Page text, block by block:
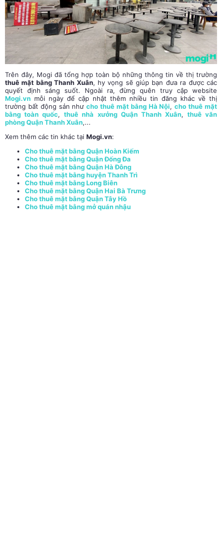
Trên đây, Mogi đã tổng hợp toàn bộ những thông tin về thị trường
thuê mặt bằng Thanh Xuân, hy vọng sẽ giúp bạn đưa ra được các
quyết định sáng suốt. Ngoài ra, đừng quên truy cập website
Mogi.vn mỗi ngày để cập nhật thêm nhiều tin đăng khác về thị
trường bất động sản nhưcho thuê mặt bằng Hà Nội,cho thuê mặt
bằng toàn quốc,thuê nhà xưởng Quận Thanh Xuân, thuê văn
phòng Quận Thanh Xuân,...
Xem thêm các tin khác tại Mogi.vn:
Cho thuê mặt bằng Quận Hoàn Kiếm
Cho thuê mặt bằng Quận Đống Đa
Cho thuê mặt bằng Quận Hà Đông
Cho thuê mặt bằng huyện Thanh Trì
Cho thuê mặt bằng Long Biên
Cho thuê mặt bằng Quận Hai Bà Trưng
Cho thuê mặt bằng Quận Tây Hồ
Cho thuê mặt bằng mở quán nhậu